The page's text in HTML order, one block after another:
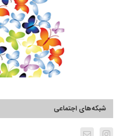
شبکه‌های اجتماعی